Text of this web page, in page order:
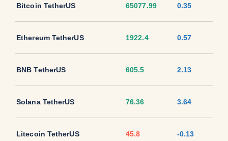
Bitcoin TetherUS 65077.99 0.35
Ethereum TetherUS 1922.4 0.57
BNB TetherUS 605.5 2.13
Solana TetherUS 76.36 3.64
Litecoin TetherUS 45.8 -0.13